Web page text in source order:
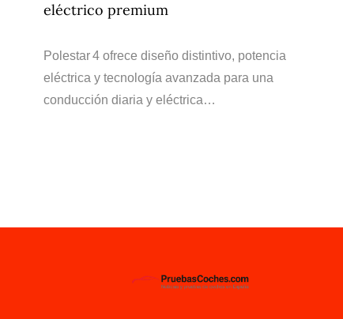
eléctrico premium
Polestar 4 ofrece diseño distintivo, potencia
eléctrica y tecnología avanzada para una
conducción diaria y eléctrica…